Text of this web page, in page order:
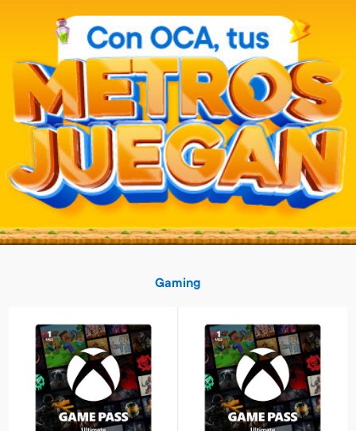
Casco con luz rosa
Art. 2.266
7.100 Metros
1.420 Metros + 4 x $470
Set de protección infantil
Art. 2.265
5.700 Metros
1.140 Metros + 4 x $380
Pelota basket n° 3 Capitan
América
Art. 2.517
1.200 Metros
240 Metros + 4 x $80
Laptop educativa bilingue
Paw Patrol
Art. 4.620
9.600 Metros
960 Metros + 6 x $420
Gaming